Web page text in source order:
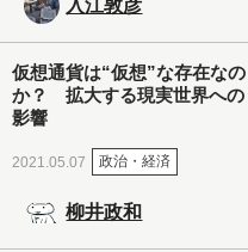
入江敦彦
仮想通貨は“仮想”な存在なの
か？ 拡大する現実世界への
影響
2021.05.07 政治・経済
柳井政和